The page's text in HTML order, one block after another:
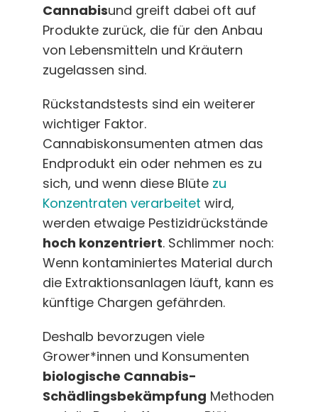
Cannabisund greift dabei oft auf
Produkte zurück, die für den Anbau
von Lebensmitteln und Kräutern
zugelassen sind.
Rückstandstests sind ein weiterer
wichtiger Faktor.
Cannabiskonsumenten atmen das
Endprodukt ein oder nehmen es zu
sich, und wenn diese Blüte zu
Konzentraten verarbeitet wird,
werden etwaige Pestizidrückstände
hoch konzentriert. Schlimmer noch:
Wenn kontaminiertes Material durch
die Extraktionsanlagen läuft, kann es
künftige Chargen gefährden.
Deshalb bevorzugen viele
Grower*innen und Konsumenten
biologische Cannabis-
Schädlingsbekämpfung Methoden